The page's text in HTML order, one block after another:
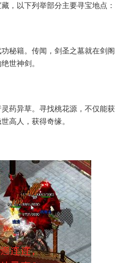
，以下列举部分主要寻宝地点：
秘籍。传闻，剑圣之墓就在剑阁
世神剑。
药异草。寻找桃花源，不仅能获
高人，获得奇缘。